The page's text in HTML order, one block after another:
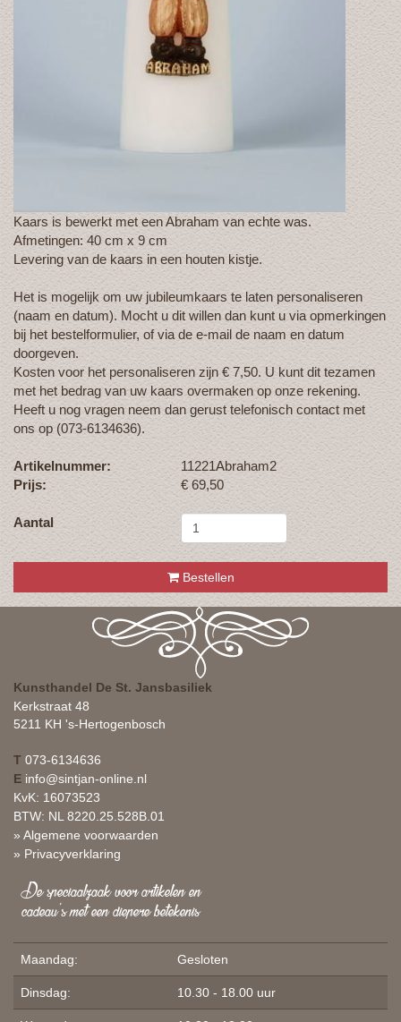
Kaars is bewerkt met een Abraham van echte was.
Afmetingen: 40 cm x 9 cm
Levering van de kaars in een houten kistje.
Het is mogelijk om uw jubileumkaars te laten personaliseren
(naam en datum). Mocht u dit willen dan kunt u via opmerkingen
bij het bestelformulier, of via de e-mail de naam en datum
doorgeven.
Kosten voor het personaliseren zijn € 7,50. U kunt dit tezamen
met het bedrag van uw kaars overmaken op onze rekening.
Heeft u nog vragen neem dan gerust telefonisch contact met
ons op (073-6134636).
Artikelnummer:
11221Abraham2
Prijs:
€69,50
Aantal
Bestellen
Kunsthandel De St. Jansbasiliek
Kerkstraat 48
5211 KH 's-Hertogenbosch
T 073-6134636
E info@sintjan-online.nl
KvK: 16073523
BTW: NL 8220.25.528B.01
» Algemene voorwaarden
» Privacyverklaring
De speciaalzaak voor artikelen en
cadeau's met een diepere betekenis
Maandag: Gesloten
Dinsdag: 10.30 - 18.00 uur